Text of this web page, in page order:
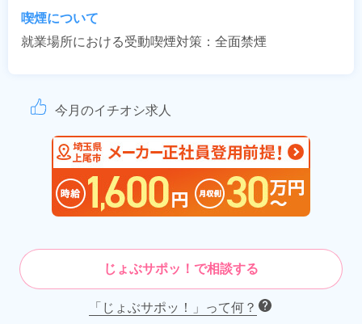
喫煙について
就業場所における受動喫煙対策：全面禁煙
今月のイチオシ求人
じょぶサポッ！で相談する
「じょぶサポッ！」って何？